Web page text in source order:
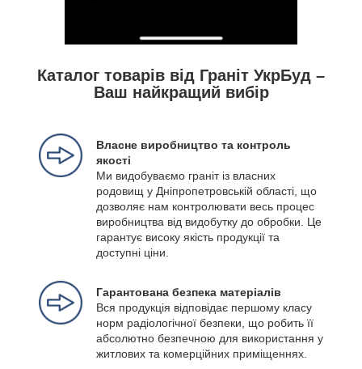
Каталог товарів від Граніт УкрБуд –
Ваш найкращий вибір
Власне виробництво та контроль
якості
Ми видобуваємо граніт із власних
родовищ у Дніпропетровській області, що
дозволяє нам контролювати весь процес
виробництва від видобутку до обробки. Це
гарантує високу якість продукції та
доступні ціни.
Гарантована безпека матеріалів
Вся продукція відповідає першому класу
норм радіологічної безпеки, що робить її
абсолютно безпечною для використання у
житлових та комерційних приміщеннях.